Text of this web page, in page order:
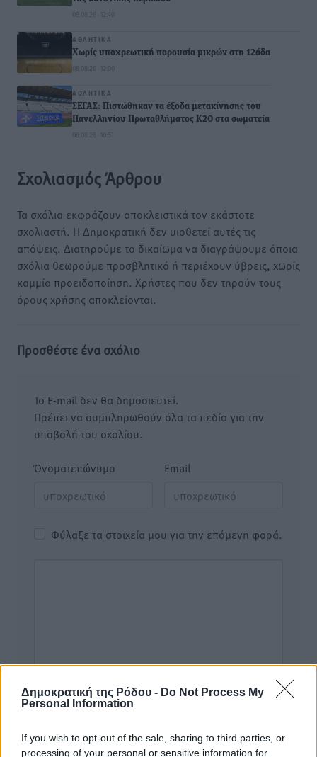
Δημοκρατική της Ρόδου - Do Not Process My
Personal Information
If you wish to opt-out of the sale, sharing to third parties, or
processing of your personal or sensitive information for
08.08.26 · 12:40
ΑΘΛΗΤΙΚΆ
Χωρίς υποχρεωτική παρουσία μικρών στη 12άδα
08.08.26 · 12:00
ΑΘΛΗΤΙΚΆ
ΣΕΓΑΣ: Πιστώθηκαν τα έξοδα μετακίνησης του
Πανελληνίου Πρωταθλήματος Κ20 στα σωματεία
08.08.26 · 10:51
Σχολιασμός Άρθρου
Τα σχόλια εκφράζουν αποκλειστικά τον εκάστοτε
σχολιαστή. Η Δημοκρατική δεν υιοθετεί αυτές τις
απόψεις. Διατηρούμε το δικαίωμα να διαγράψουμε όποια
σχόλια θεωρούμε προσβλητικά ή περιέχουν ύβρεις, χωρίς
καμμία προειδοποίηση. Χρήστες που δεν τηρούν τους
όρους χρήσης αποκλείονται.
Προσθέστε ένα σχόλιο
Το E-mail δεν θα δημοσιευτεί.
Πρέπει να συμπληρωθούν όλα τα πεδία για την
υποβολή του σχολίου.
Όνοματεπώνυμο Email
Φύλαξε τα στοιχεία μου για την επόμενη φορά.